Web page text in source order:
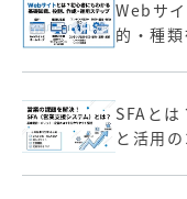
Webサ
的・種
SFAと
と活用